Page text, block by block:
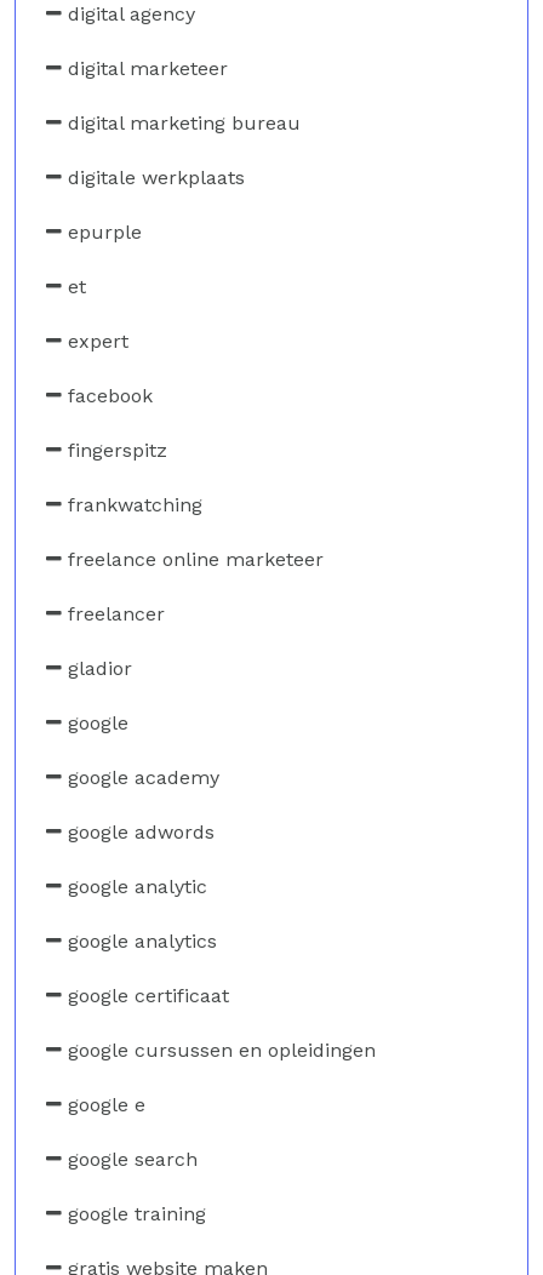
digital agency
digital marketeer
digital marketing bureau
digitale werkplaats
epurple
et
expert
facebook
fingerspitz
frankwatching
freelance online marketeer
freelancer
gladior
google
google academy
google adwords
google analytic
google analytics
google certificaat
google cursussen en opleidingen
google e
google search
google training
gratis website maken